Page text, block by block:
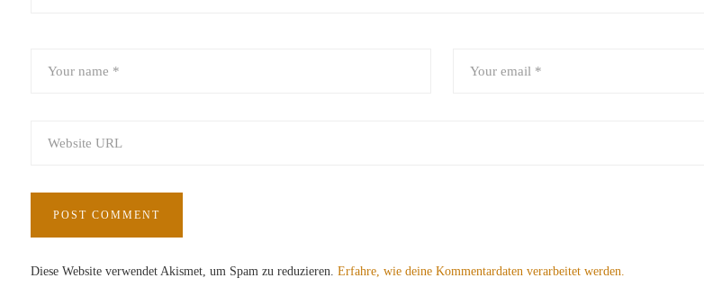
Diese Website verwendet Akismet, um Spam zu reduzieren. Erfahre, wie deine Kommentardaten verarbeitet werden.